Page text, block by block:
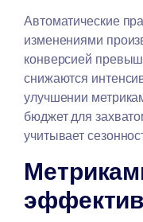
Автоматические
изменениями
конверсией
снижаются
улучшении
бюджет для
учитывает